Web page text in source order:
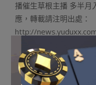
播催生草根主播 多半月
應，轉載請注明出處：
http://
2023-